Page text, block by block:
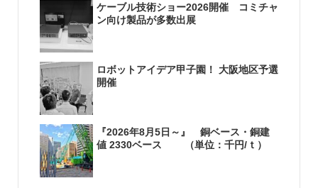
ケーブル技術ショー2026開催 コミチャ
ン向け製品が多数出展
ロボットアイデア甲子園！ 大阪地区予選
開催
『2026年8月5日～』 銅ベース・銅建
値 2330ベース （単位：千円/ｔ）